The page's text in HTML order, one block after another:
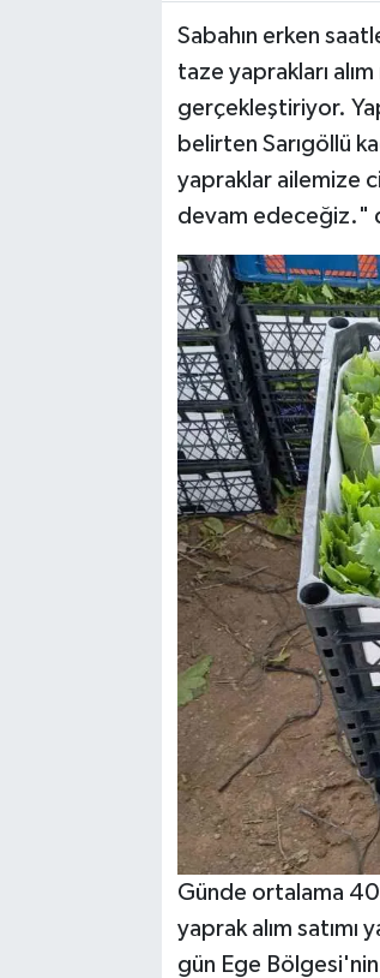
Sabahın erken
taze yaprakları
gerçekleştiriyor.
belirten Sarıgöllü
yapraklar ailemize
devam edeceğiz."
Günde ortalama 40
yaprak alım satımı
gün Ege